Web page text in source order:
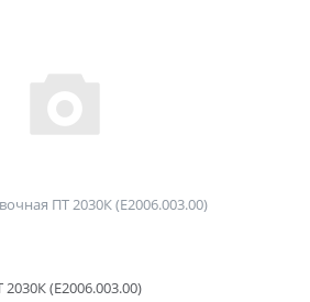
ПТ 2030К (Е2006.003.00)
2030К (Е2006.003.00)